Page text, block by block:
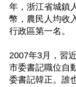
年，浙江省城鎮
幣，農民人均收
行政區第一名。
2007年3月，習
市委書記職位自
委書記韓正。誰